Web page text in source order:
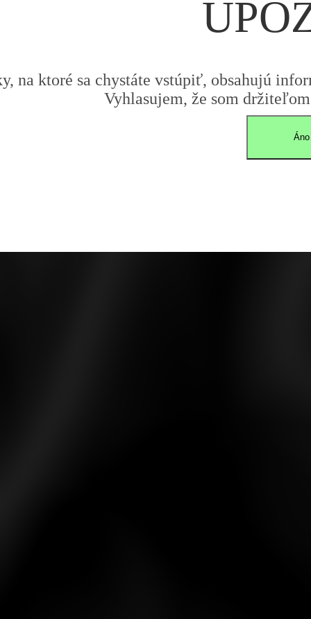
na ktoré sa chystáte vstúpiť, obsahujú
Vyhlasujem, že som
Áno